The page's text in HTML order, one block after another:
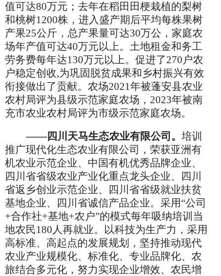
值可达80万元 ； 去年在稻田田梗栽植的梨树
和桃树1200株 ， 进入盛产期后平均每株果树
产果25公斤 ， 总产果量可达30万公，家庭农
场年产值可达40万元以上。土地租金和务工
劳务费每年达130万元以上。促进了270户农
户稳定创收,为巩固脱贫成果和乡村振兴有效
衔接做出了贡献。农场2021年被蓬安县农业
农村局评为县级示范家庭农场 ， 2023年被南
充市农业农村局评为市级示范家庭农场。
——四川天马生态农业有限公司。 培训
推广现代化生态农业有限公司，荣获亚洲有
机农业示范企业、中国有机优秀品牌企业、
四川省省级农业产业化重点龙头企业、四川
省返乡创业示范企业、四川省省级就业扶贫
基地企业、四川省诚信产品企业。采用“公司
+合作社+基地+农户”的模式每年吸纳培训当
地农民180人再就业。以科技为生产力，采用
高标准、高起点的发展规划，坚持推动现代
农业产业规模化、标准化、专业品牌化、农
旅结合多元化，努力实现企业增效、农民增